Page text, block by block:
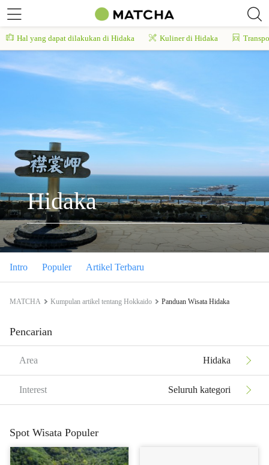
Hal yang dapat dilakukan di Hidaka Kuliner di Hidaka
Hidaka
Intro Populer Artikel Terbaru
MATCHA Kumpulan artikel tentang Hokkaido Panduan Wisata Hidaka
Pencarian
Area Hidaka
Interest Seluruh kategori
Spot Wisata Populer